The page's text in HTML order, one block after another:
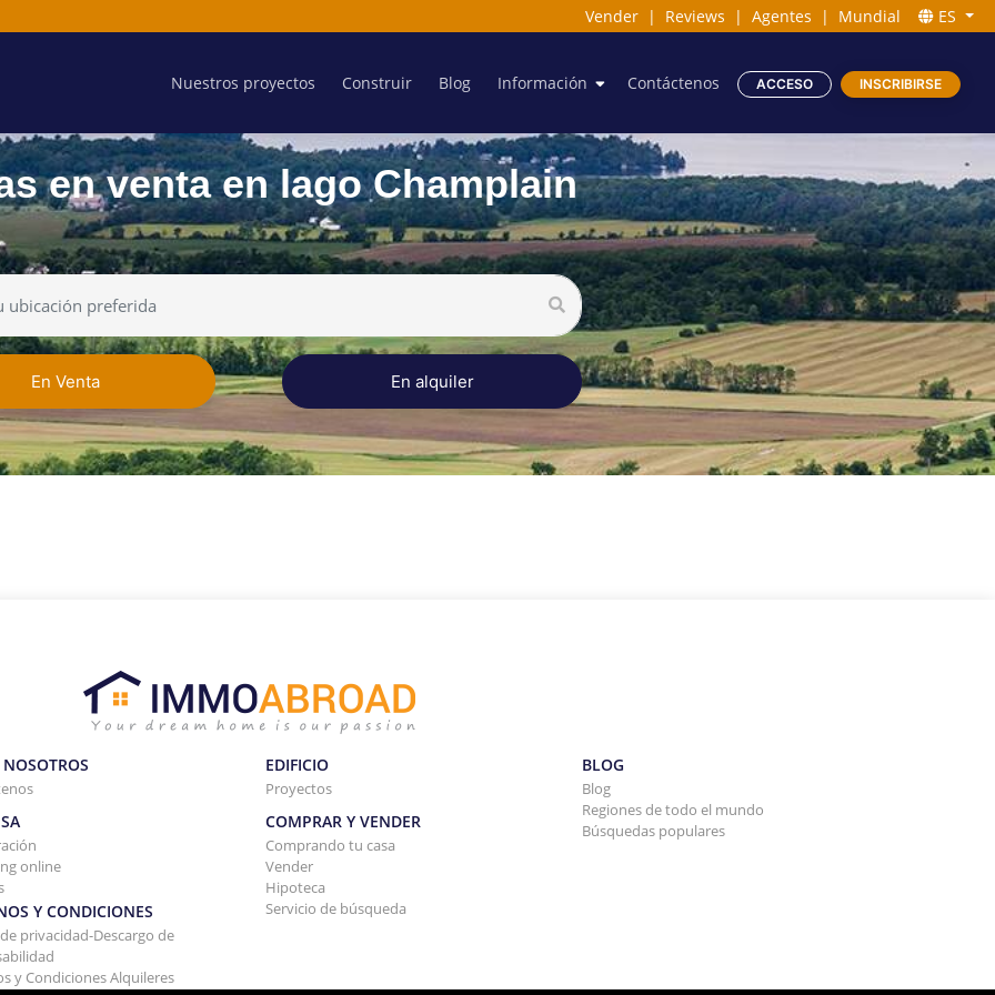
Vender | Reviews | Agentes | Mundial ES
Nuestros proyectos Construir Blog Información Contáctenos ACCESO INSCRIBIRSE
en venta en lago Champlain
En Venta En alquiler
online
Y CONDICIONES
privacidad-Descargo de
y Condiciones Alquileres
EDIFICIO
Proyectos
COMPRAR Y VENDER
Comprando tu casa
Vender
Hipoteca
Servicio de búsqueda
BLOG
Blog
Regiones de todo el mundo
Búsquedas populares